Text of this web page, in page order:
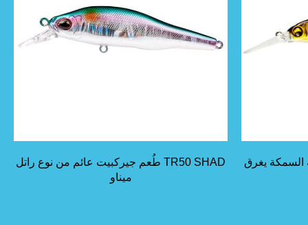
TR50 SHAD طُعم جيركبيت عائم من نوع راتل
ميناو